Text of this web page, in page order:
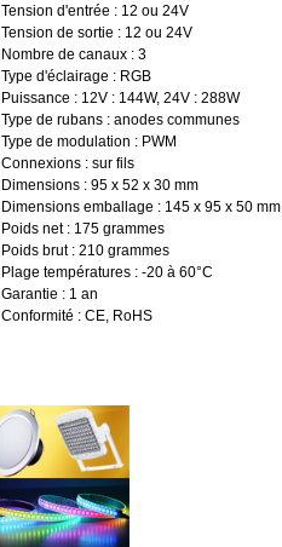
Tension d'entrée : 12 ou 24V
Tension de sortie : 12 ou 24V
Nombre de canaux : 3
Type d'éclairage : RGB
Puissance : 12V : 144W, 24V : 288W
Type de rubans : anodes communes
Type de modulation : PWM
Connexions : sur fils
Dimensions : 95 x 52 x 30 mm
Dimensions emballage : 145 x 95 x 50 mm
Poids net : 175 grammes
Poids brut : 210 grammes
Plage températures : -20 à 60°C
Garantie : 1 an
Conformité : CE, RoHS